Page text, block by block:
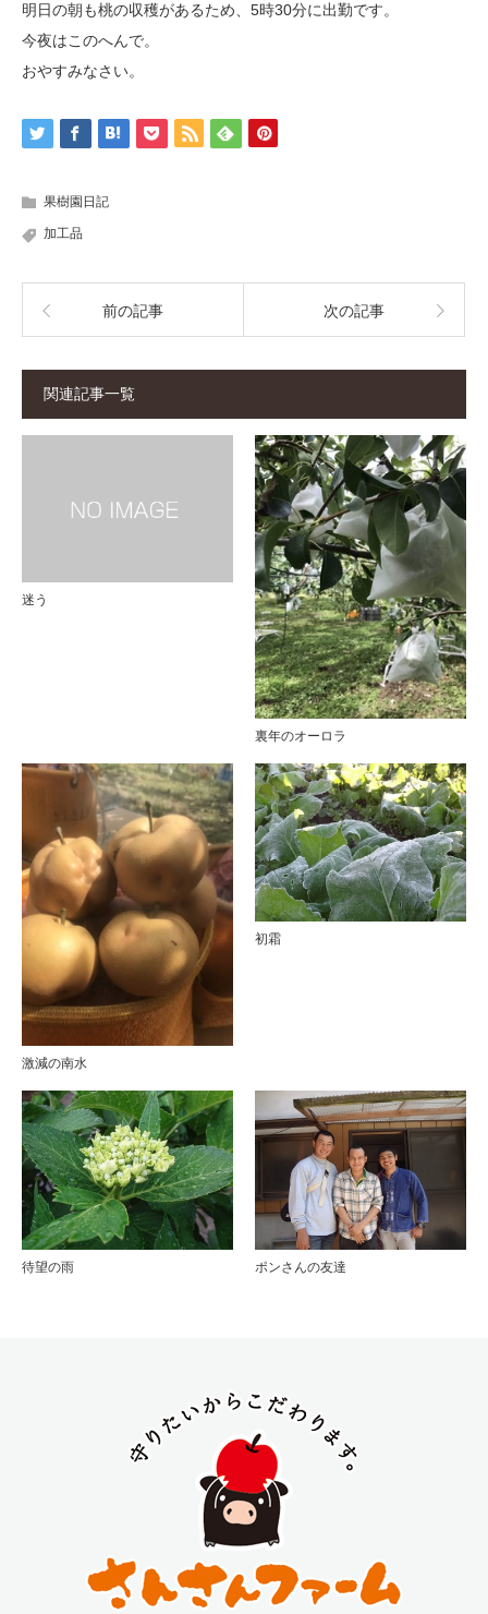
明日の朝も桃の収穫があるため、5時30分に出勤です。
今夜はこのへんで。
おやすみなさい。
果樹園日記
加工品
前の記事 次の記事
関連記事一覧
迷う
裏年のオーロラ
激減の南水
初霜
待望の雨 ポンさんの友達